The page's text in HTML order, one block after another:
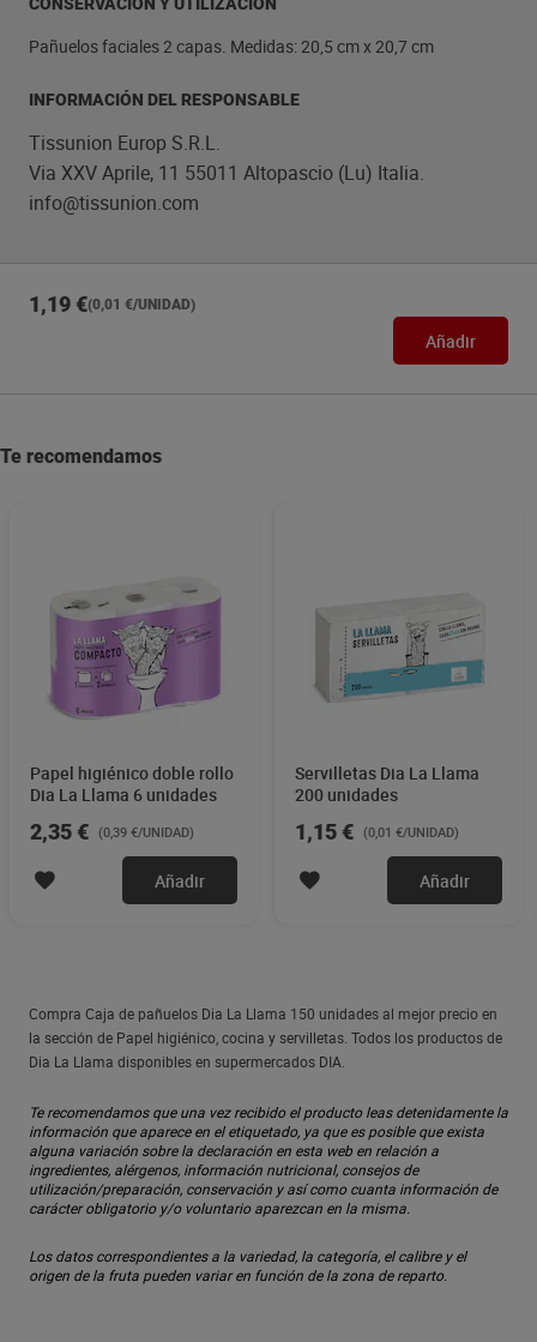
Pañuelos faciales 2 capas. Medidas: 20,5 cm x 20,7 cm
INFORMACIÓN DEL RESPONSABLE
Tissunion Europ S.R.L.
Via XXV Aprile, 11 55011 Altopascio (Lu) Italia.
info@tissunion.com
1,19 €(0,01 €/UNIDAD)
Añadir
Te recomendamos
Papel higiénico doble rollo
Dia La Llama 6 unidades
2,35 € (0,39 €/UNIDAD)
Añadir
Servilletas Dia La Llama
200 unidades
1,15 € (0,01 €/UNIDAD)
Añadir
Compra Caja de pañuelos Dia La Llama 150 unidades al mejor precio en
la sección de Papel higiénico, cocina y servilletas. Todos los productos de
Dia La Llama disponibles en supermercados DIA.
Te recomendamos que una vez recibido el producto leas detenidamente la
información que aparece en el etiquetado, ya que es posible que exista
alguna variación sobre la declaración en esta web en relación a
ingredientes, alérgenos, información nutricional, consejos de
utilización/preparación, conservación y así como cuanta información de
carácter obligatorio y/o voluntario aparezcan en la misma.
Los datos correspondientes a la variedad, la categoría, el calibre y el
origen de la fruta pueden variar en función de la zona de reparto.